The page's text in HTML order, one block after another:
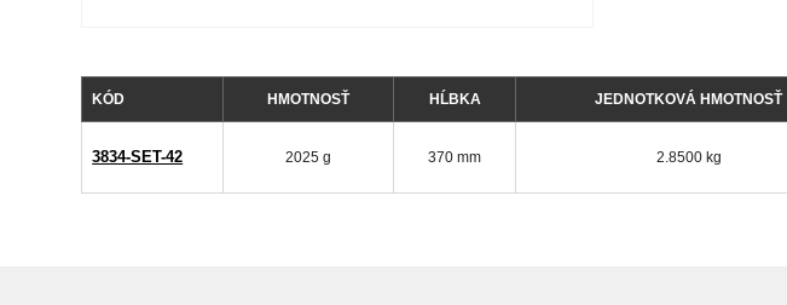
KÓD HMOTNOSŤ HĹBKA JEDNOTKOVÁ HMOTNOSŤ
3834-SET-42 2025 g 370 mm 2.8500 kg